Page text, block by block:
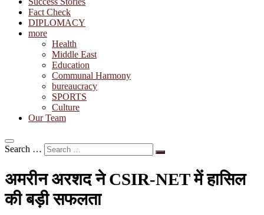
Fact Check
DIPLOMACY
more
Health
Middle East
Education
Communal Harmony
bureaucracy
SPORTS
Culture
Our Team
Search …
अमरीन अरशद ने CSIR-NET में हासिल
की बड़ी सफलता